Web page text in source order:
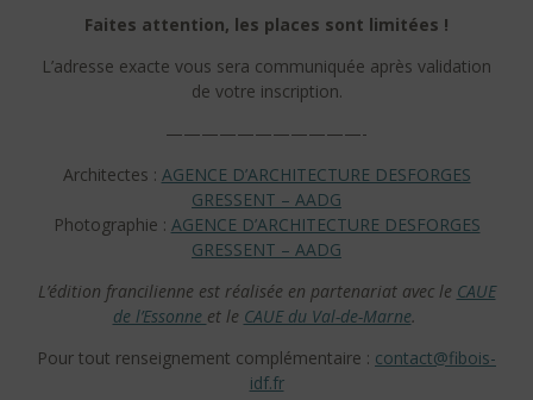
Faites attention, les places sont limitées !
L’adresse exacte vous sera communiquée après validation
de votre inscription.
———————————-
Architectes : AGENCE D’ARCHITECTURE DESFORGES
GRESSENT – AADG
Photographie : AGENCE D’ARCHITECTURE DESFORGES
GRESSENT – AADG
L’édition francilienne est réalisée en partenariat avec le CAUE
de l’Essonne et le CAUE du Val-de-Marne.
Pour tout renseignement complémentaire : contact@fibois-
idf.fr